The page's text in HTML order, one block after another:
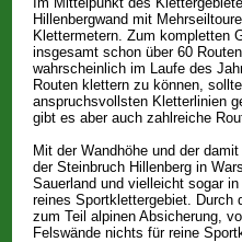
Hillenbergwand mit
Klettermetern. Zum kompletten
insgesamt schon über 60
wahrscheinlich im Laufe des
Routen klettern zu können,
anspruchsvollsten Kletterlinien
gibt es aber auch zahlreiche
Mit der Wandhöhe und der
der Steinbruch Hillenberg in
Sauerland und vielleicht sogar
reines Sportklettergebiet. Durch
zum Teil alpinen Absicherung,
Felswände nichts für reine